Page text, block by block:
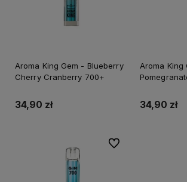
Aroma King Gem - Blueberry
Cherry Cranberry 700+
34,90 zł
Aroma King
34,90 zł
Do ulubionych